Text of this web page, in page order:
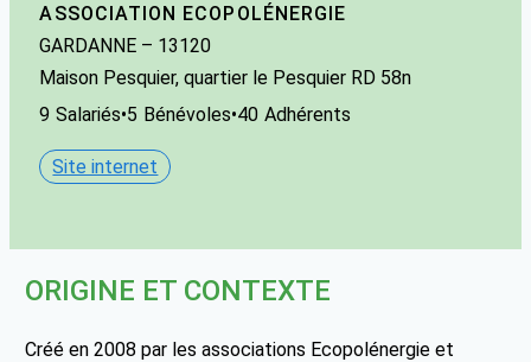
ASSOCIATION ECOPOLÉNERGIE
GARDANNE – 13120
Maison Pesquier, quartier le Pesquier RD 58n
9 Salariés•5 Bénévoles•40 Adhérents
Site internet
ORIGINE ET CONTEXTE
Créé en 2008 par les associations Ecopolénergie et